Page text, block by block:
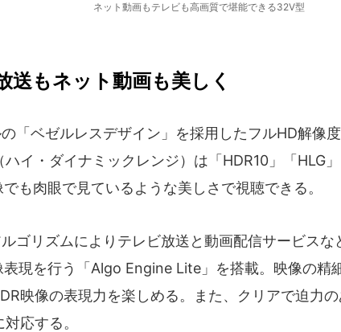
ネット動画もテレビも高画質で堪能できる32V型
送もネット動画も美しく
「ベゼルレスデザイン」を採用したフルHD解像
ハイ・ダイナミックレンジ）は「HDR10」「HLG
も肉眼で見ているような美しさで視聴できる。
ゴリズムによりテレビ放送と動画配信サービスな
表現を行う「Algo Engine Lite」を搭載。映像の精
映像の表現力を楽しめる。また、クリアで迫力
応する。